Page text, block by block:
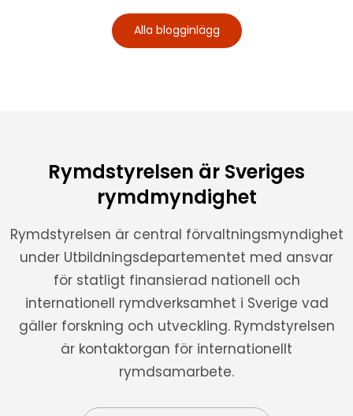
Alla blogginlägg
Rymdstyrelsen är Sveriges
rymdmyndighet
Rymdstyrelsen är central förvaltningsmyndighet
under Utbildningsdepartementet med ansvar
för statligt finansierad nationell och
internationell rymdverksamhet i Sverige vad
gäller forskning och utveckling. Rymdstyrelsen
är kontaktorgan för internationellt
rymdsamarbete.